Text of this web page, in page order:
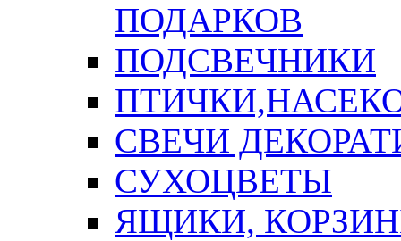
ПОДАРКОВ
ПОДСВЕЧНИКИ
СВЕЧИ
СУХОЦВЕТЫ
ЯЩИКИ,